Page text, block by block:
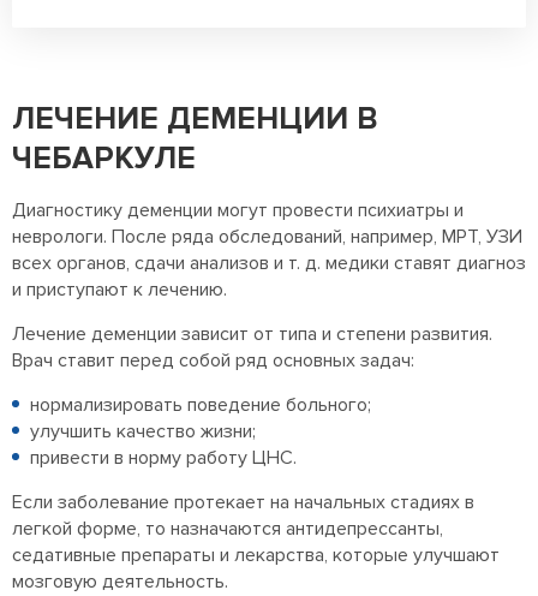
ЛЕЧЕНИЕ ДЕМЕНЦИИ В
ЧЕБАРКУЛЕ
Диагностику деменции могут провести психиатры и
неврологи. После ряда обследований, например, МРТ, УЗИ
всех органов, сдачи анализов и т. д. медики ставят диагноз
и приступают к лечению.
Лечение деменции зависит от типа и степени развития.
Врач ставит перед собой ряд основных задач:
нормализировать поведение больного;
улучшить качество жизни;
привести в норму работу ЦНС.
Если заболевание протекает на начальных стадиях в
легкой форме, то назначаются антидепрессанты,
седативные препараты и лекарства, которые улучшают
мозговую деятельность.